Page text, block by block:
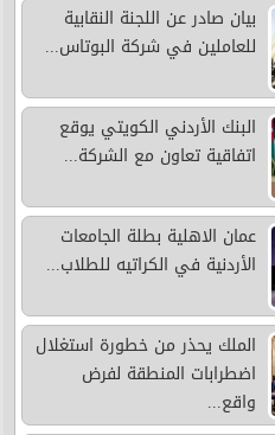
بيان صادر عن اللجنة النقابية
للعاملين في شركة البوتاس...
البنك الأردني الكويتي يوقع
اتفاقية تعاون مع الشركة...
عمان الاهلية بطلة الجامعات
الأردنية في الكراتيه للطلاب...
الملك يحذر من خطورة استغلال
اضطرابات المنطقة لفرض
واقع...